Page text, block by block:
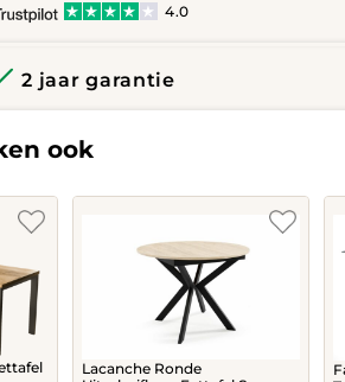
4.0
2 jaar garantie
ook
Lacanche Ronde